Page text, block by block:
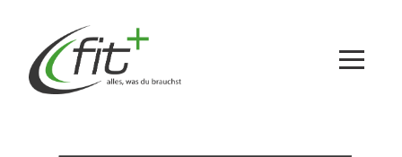
springen